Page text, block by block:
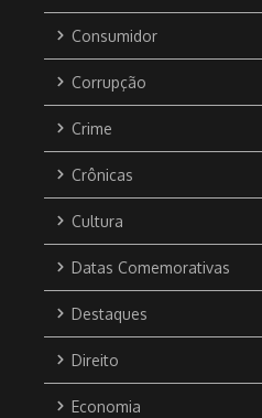
Consumidor
Corrupção
Crime
Crônicas
Cultura
Datas Comemorativas
Destaques
Direito
Economia